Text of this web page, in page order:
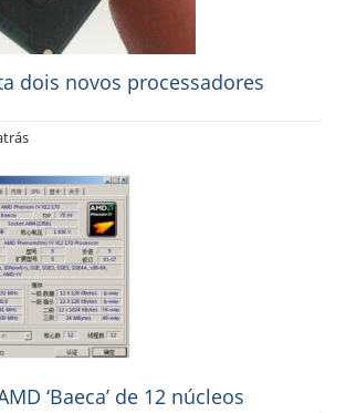
dois novos processadores
‘Baeca’ de 12 núcleos